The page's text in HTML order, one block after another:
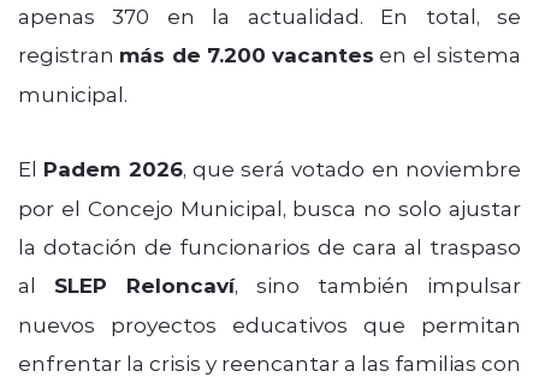
apenas 370 en la actualidad. En total, se
registran más de 7.200 vacantes en el sistema
municipal.
El Padem 2026, que será votado en noviembre
por el Concejo Municipal, busca no solo ajustar
la dotación de funcionarios de cara al traspaso
al SLEP Reloncaví, sino también impulsar
nuevos proyectos educativos que permitan
enfrentar la crisis y reencantar a las familias con